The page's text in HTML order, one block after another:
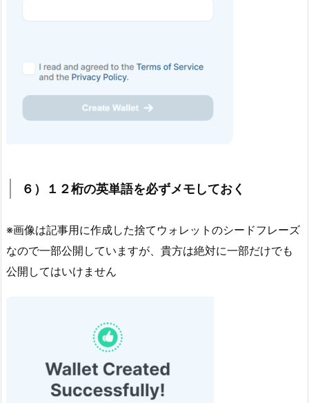
６）１２桁の英単語を必ずメモしておく
※画像は記事用に作成した捨てウォレットのシードフレーズ
なので一部公開していますが、貴方は絶対に一部だけでも
公開してはいけません